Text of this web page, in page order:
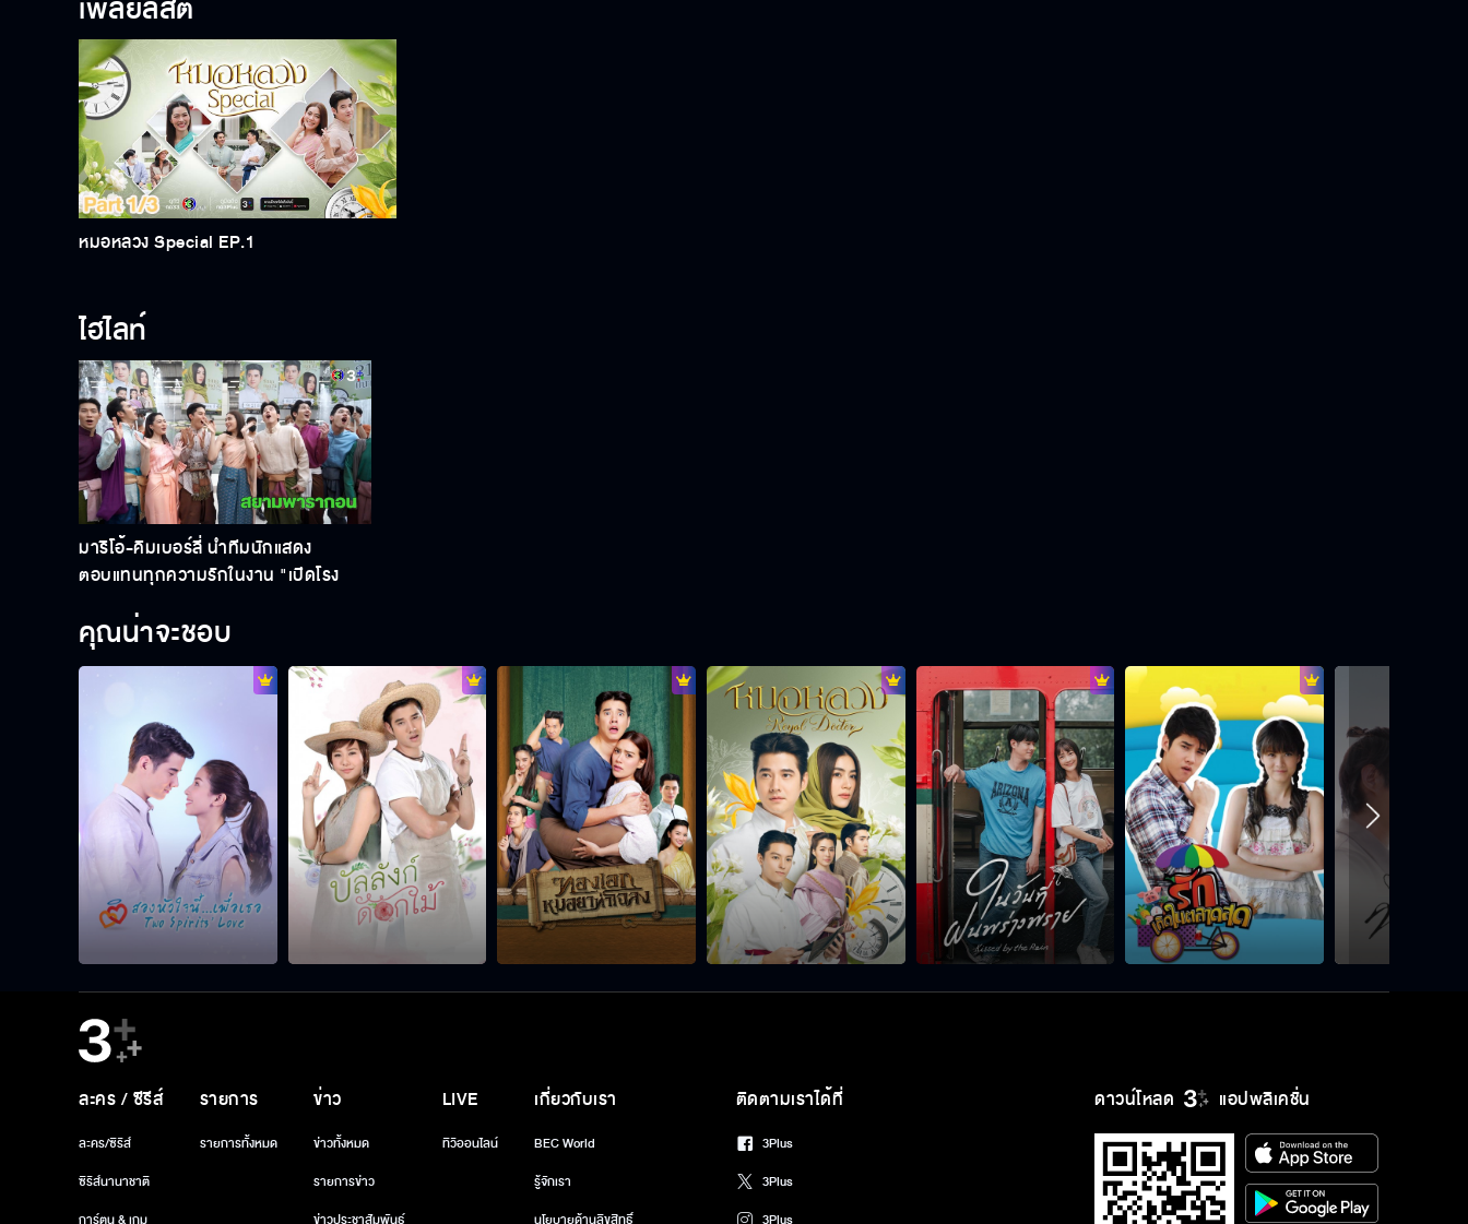
เพลย์ลิสต์
หมอหลวง Special EP.1
ไฮไลท์
มาริโอ้-คิมเบอร์ลี่ นำทีมนักแสดง
ตอบแทนทุกความรักในงาน "เปิดโรง
คุณน่าจะชอบ
ดาวน์โหลด แอปพลิเคชั่น
ละคร / ซีรีส์
ละคร/ซีรีส์
ซีรีส์นานาชาติ
รายการ
รายการทั้งหมด
ข่าว
ข่าวทั้งหมด
รายการข่าว
LIVE
ทีวีออนไลน์
เกี่ยวกับเรา
BEC World
รู้จักเรา
ติดตามเราได้ที่
3Plus
3Plus